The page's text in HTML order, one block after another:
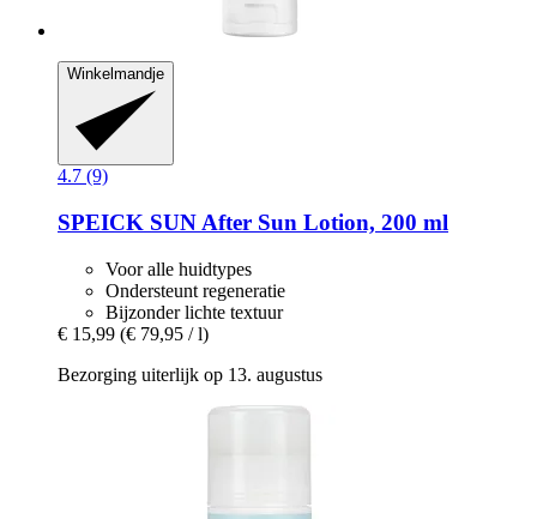
Winkelmandje
4.7 (9)
SPEICK SUN After Sun Lotion, 200 ml
Voor alle huidtypes
Ondersteunt regeneratie
Bijzonder lichte textuur
€ 15,99 (€ 79,95 / l)
Bezorging uiterlijk op 13. augustus